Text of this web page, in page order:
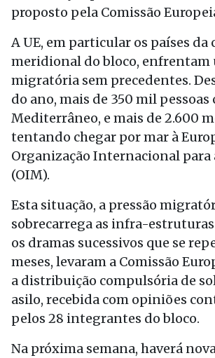
proposto pela Comissão
A UE, em particular os países da
meridional do bloco, enfrentam
migratória sem precedentes.
do ano, mais de 350 mil pessoas
Mediterrâneo, e mais de 2.600
tentando chegar por mar à
Organização Internacional para
(OIM).
Esta situação, a pressão
sobrecarrega as infra-
os dramas sucessivos que se
meses, levaram a Comissão
a distribuição compulsória de
asilo, recebida com opiniões
pelos 28 integrantes do bloco.
Na próxima semana, haverá